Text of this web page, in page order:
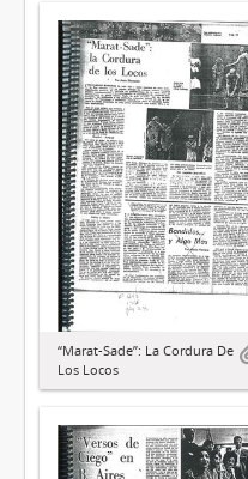
“Marat-Sade”: La Cordura De
Los Locos